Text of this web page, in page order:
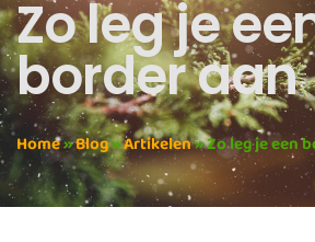
Zo leg je
border aan
Home»Blog»Artikelen»Zo leg je een